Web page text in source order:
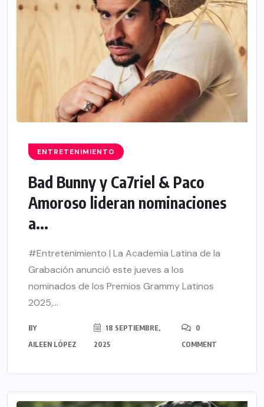
ENTRETENIMIENTO
Bad Bunny y Ca7riel & Paco
Amoroso lideran nominaciones
a...
#Entretenimiento | La Academia Latina de la
Grabación anunció este jueves a los
nominados de los Premios Grammy Latinos
2025,...
BY
AILEEN LÓPEZ
18 SEPTIEMBRE,
2025
0
COMMENT